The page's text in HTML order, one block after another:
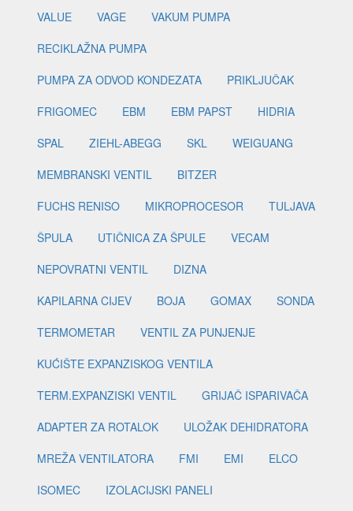
VALUE VAGE
VAKUM PUMPA
RECIKLAŽNA PUMPA
PUMPA ZA ODVOD KONDEZATA
PRIKLJUČAK
FRIGOMEC
EBM EBM PAPST
HIDRIA
SPAL
ZIEHL-ABEGG SKL
WEIGUANG
MEMBRANSKI VENTIL
BITZER
FUCHS RENISO
MIKROPROCESOR
TULJAVA
ŠPULA
UTIČNICA ZA ŠPULE
VECAM
NEPOVRATNI VENTIL
DIZNA
KAPILARNA CIJEV
BOJA GOMAX
SONDA
TERMOMETAR
VENTIL ZA PUNJENJE
KUĆIŠTE EXPANZISKOG VENTILA
TERM.EXPANZISKI VENTIL
GRIJAČ ISPARIVAČA
ADAPTER ZA ROTALOK
ULOŽAK DEHIDRATORA
MREŽA VENTILATORA
FMI EMI
ELCO
ISOMEC
IZOLACIJSKI PANELI